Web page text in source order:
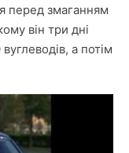
перед змаганням
він три дні
а потім